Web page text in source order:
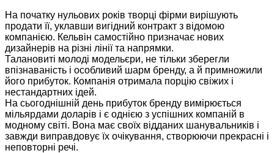
На початку нульових років творці фірми вирішують
продати її, уклавши вигідний контракт з відомою
компанією. Кельвін самостійно призначає нових
дизайнерів на різні лінії та напрямки.
Талановиті молоді модельєри, не тільки зберегли
впізнаваність і особливий шарм бренду, а й примножили
його прибуток. Компанія отримала порцію свіжих і
нестандартних ідей.
На сьогоднішній день прибуток бренду вимірюється
мільярдами доларів і є однією з успішних компаній в
модному світі. Вона має своїх відданих шанувальників і
завжди виправдовує їх очікування, створюючи прекрасні і
неповторні речі.